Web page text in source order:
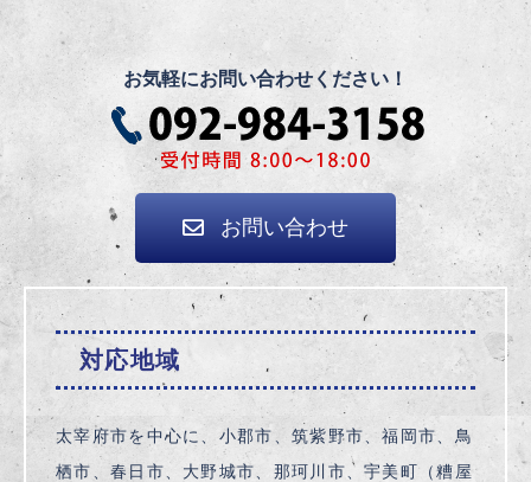
お気軽にお問い合わせください！
お問い合わせ
対応地域
太宰府市を中心に、小郡市、筑紫野市、福岡市、鳥
栖市、春日市、大野城市、那珂川市、宇美町（糟屋